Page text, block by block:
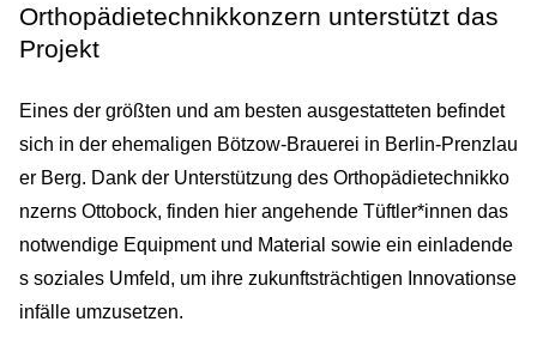
Orthopädietechnikkonzern unterstützt das
Projekt
Eines der größten und am besten ausgestatteten befindet
sich in der ehemaligen Bötzow-Brauerei in Berlin-Prenzlau
er Berg. Dank der Unterstützung des Orthopädietechnikko
nzerns Ottobock, finden hier angehende Tüftler*innen das
notwendige Equipment und Material sowie ein einladende
s soziales Umfeld, um ihre zukunftsträchtigen Innovationse
infälle umzusetzen.